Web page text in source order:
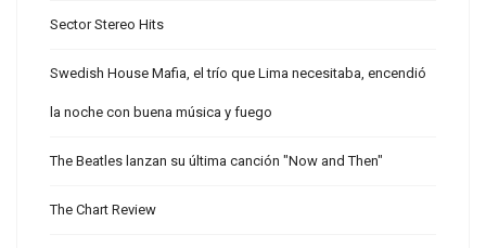
Sector Stereo Hits
Swedish House Mafia, el trío que Lima necesitaba, encendió
la noche con buena música y fuego
The Beatles lanzan su última canción "Now and Then"
The Chart Review